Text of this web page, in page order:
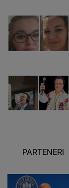
PARTENERI